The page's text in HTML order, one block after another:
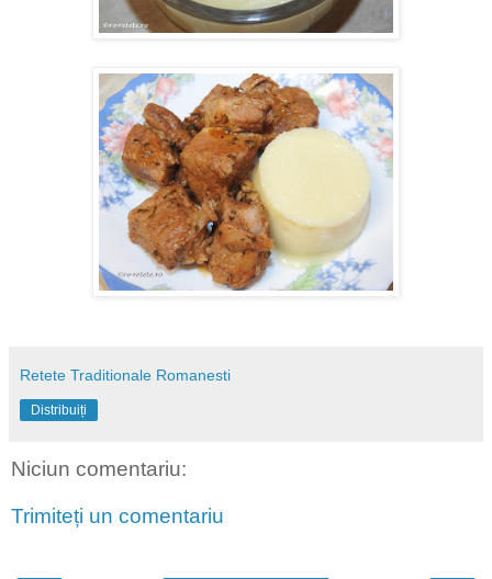
Retete Traditionale Romanesti
Distribuiți
Niciun comentariu:
Trimiteți un comentariu